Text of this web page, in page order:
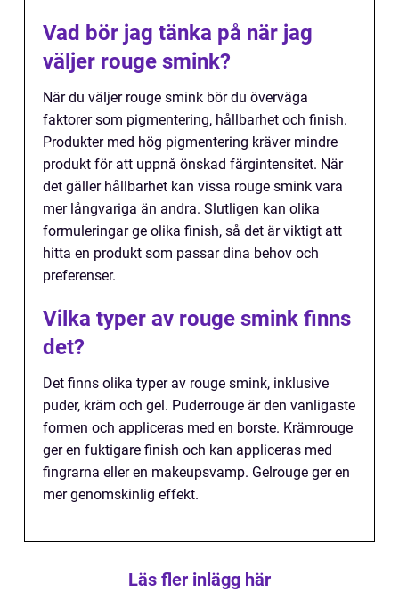
Vad bör jag tänka på när jag
väljer rouge smink?
När du väljer rouge smink bör du överväga
faktorer som pigmentering, hållbarhet och finish.
Produkter med hög pigmentering kräver mindre
produkt för att uppnå önskad färgintensitet. När
det gäller hållbarhet kan vissa rouge smink vara
mer långvariga än andra. Slutligen kan olika
formuleringar ge olika finish, så det är viktigt att
hitta en produkt som passar dina behov och
preferenser.
Vilka typer av rouge smink finns
det?
Det finns olika typer av rouge smink, inklusive
puder, kräm och gel. Puderrouge är den vanligaste
formen och appliceras med en borste. Krämrouge
ger en fuktigare finish och kan appliceras med
fingrarna eller en makeupsvamp. Gelrouge ger en
mer genomskinlig effekt.
Läs fler inlägg här